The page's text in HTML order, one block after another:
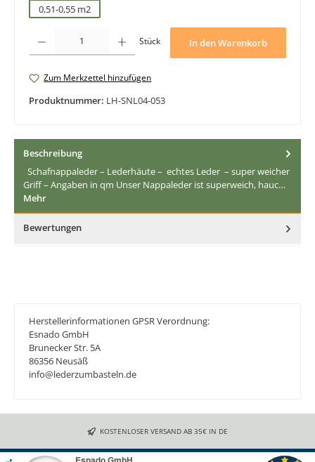
0,51-0,55 m2
Stück In den Warenkorb
Zum Merkzettel hinzufügen
Produktnummer: LH-SNL04-053
Beschreibung
Schafnappaleder – Lederhäute – echtes Leder – super weicher
Griff – Angaben in qm Unser Nappaleder ist superweich, hauc…
Mehr
Bewertungen
Herstellerinformationen GPSR Verordnung:
Esnado GmbH
Brunecker Str. 5A
86356 Neusäß
info@lederzumbasteln.de
KOSTENLOSER VERSAND AB 35€ IN DE